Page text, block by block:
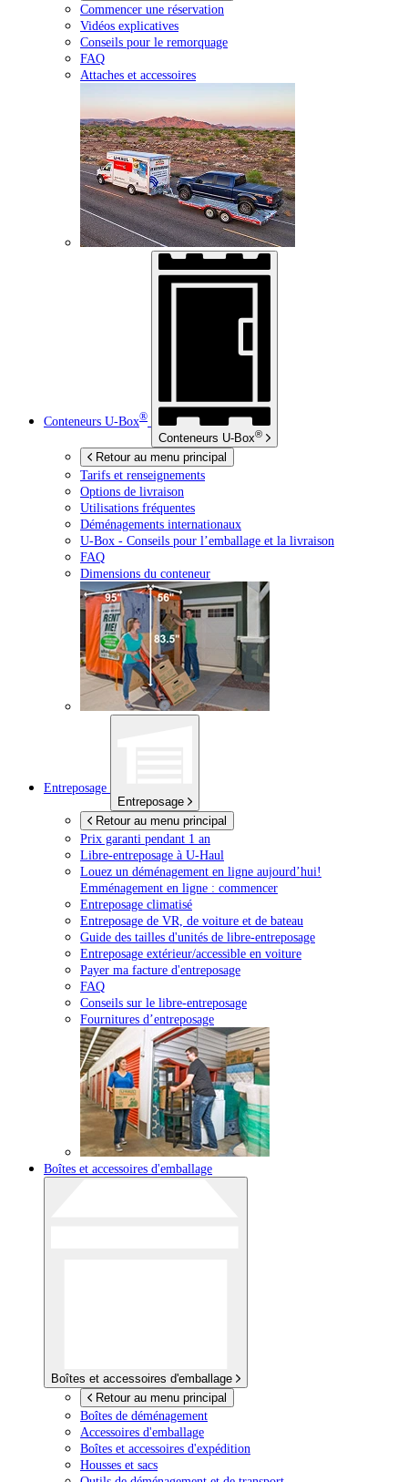
Commencer une réservation
Vidéos explicatives
Conseils pour le remorquage
FAQ
Attaches et accessoires
Conteneurs U-Box®
Conteneurs U-Box®
Retour au menu principal
Tarifs et renseignements
Options de livraison
Utilisations fréquentes
Déménagements internationaux
U-Box - Conseils pour l’emballage et la livraison
FAQ
Dimensions du conteneur
Entreposage
Entreposage
Retour au menu principal
Prix garanti pendant 1 an
Libre-entreposage à U-Haul
Louez un déménagement en ligne aujourd’hui!
Emménagement en ligne : commencer
Entreposage climatisé
Entreposage de VR, de voiture et de bateau
Guide des tailles d'unités de libre-entreposage
Entreposage extérieur/accessible en voiture
Payer ma facture d'entreposage
FAQ
Conseils sur le libre-entreposage
Fournitures d’entreposage
Boîtes et accessoires d'emballage
Boîtes et accessoires d'emballage
Retour au menu principal
Boîtes de déménagement
Accessoires d'emballage
Boîtes et accessoires d'expédition
Housses et sacs